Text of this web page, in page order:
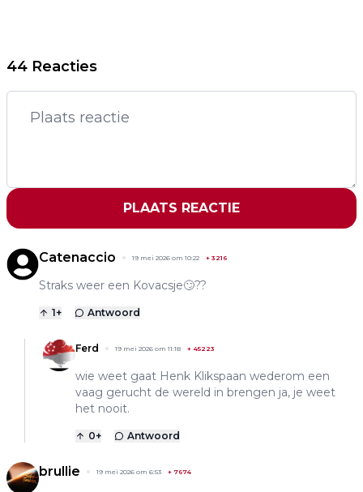
44 Reacties
PLAATS REACTIE
Catenaccio 19 mei 2026 om 10:22 + 3216
Straks weer een Kovacsje🙄??
1+ Antwoord
Ferd 19 mei 2026 om 11:18 + 45223
wie weet gaat Henk Klikspaan wederom een
vaag gerucht de wereld in brengen ja, je weet
het nooit.
0+ Antwoord
brullie 19 mei 2026 om 6:53 + 7674